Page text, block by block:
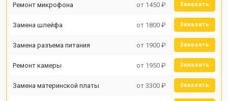
Ремонт микрофона от 1450 ₽ Заказать
Замена шлейфа от 1800 ₽ Заказать
Замена разъема питания от 1900 ₽ Заказать
Ремонт камеры от 1950 ₽ Заказать
Замена материнской платы от 3300 ₽ Заказать